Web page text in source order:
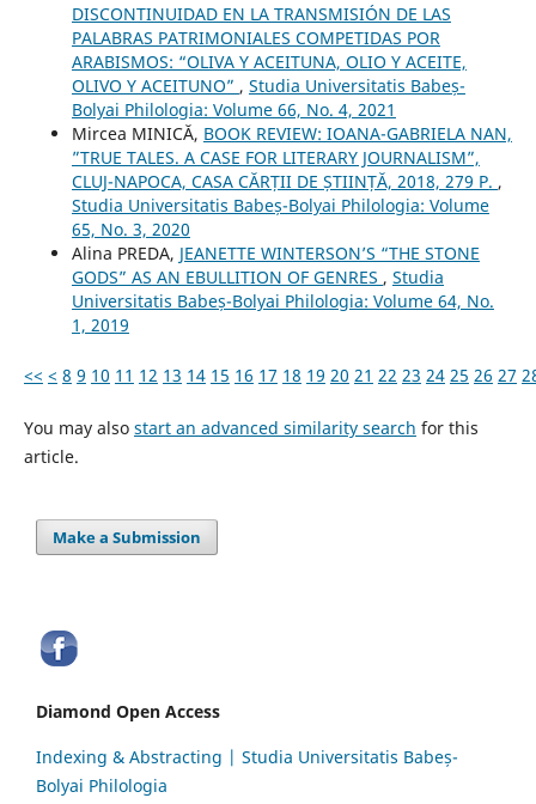
DISCONTINUIDAD EN LA TRANSMISIÓN DE LAS
PALABRAS PATRIMONIALES COMPETIDAS POR
ARABISMOS: “OLIVA Y ACEITUNA, OLIO Y ACEITE,
OLIVO Y ACEITUNO” , Studia Universitatis Babeș-
Bolyai Philologia: Volume 66, No. 4, 2021
Mircea MINICĂ, BOOK REVIEW: IOANA-GABRIELA NAN,
”TRUE TALES. A CASE FOR LITERARY JOURNALISM”,
CLUJ-NAPOCA, CASA CĂRȚII DE ȘTIINȚĂ, 2018, 279 P. ,
Studia Universitatis Babeș-Bolyai Philologia: Volume
65, No. 3, 2020
Alina PREDA, JEANETTE WINTERSON’S “THE STONE
GODS” AS AN EBULLITION OF GENRES , Studia
Universitatis Babeș-Bolyai Philologia: Volume 64, No.
1, 2019
<< < 8 9 10 11 12 13 14 15 16 17 18 19 20 21 22 23 24 25 26 27
You may also start an advanced similarity search for this
article.
Make a Submission
Diamond Open Access
Indexing & Abstracting | Studia Universitatis Babeș-
Bolyai Philologia